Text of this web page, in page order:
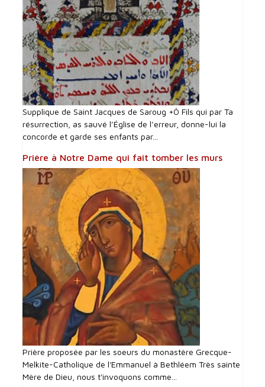
Supplique de Saint Jacques de Saroug +Ô Fils qui par Ta
résurrection, as sauvé l’Église de l’erreur, donne-lui la
concorde et garde ses enfants par...
Prière à Notre Dame qui fait tomber les murs
Prière proposée par les soeurs du monastère Grecque-
Melkite-Catholique de l'Emmanuel à Bethléem Très sainte
Mère de Dieu, nous t'invoquons comme...